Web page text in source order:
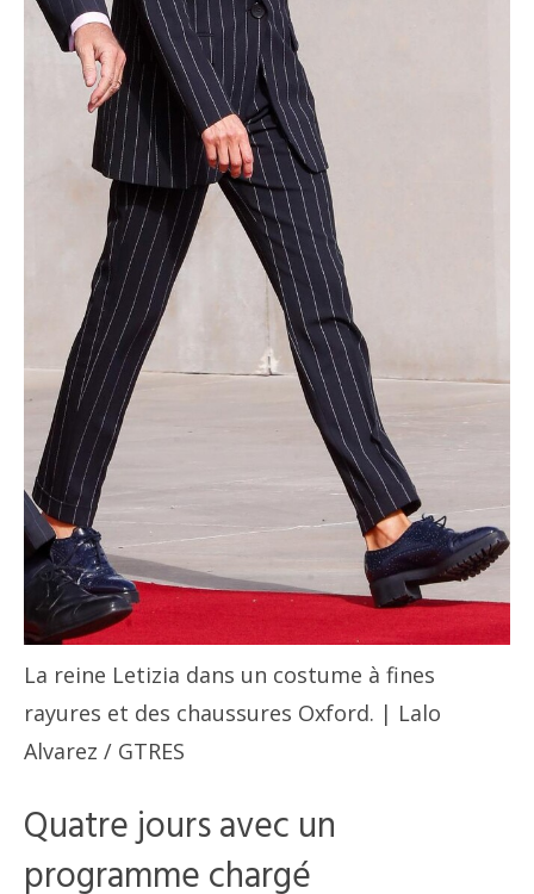
La reine Letizia dans un costume à fines
rayures et des chaussures Oxford. | Lalo
Alvarez / GTRES
Quatre jours avec un
programme chargé